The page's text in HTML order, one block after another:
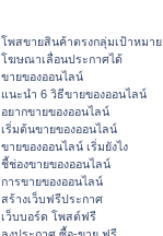
โพสขายสินค้าตรงกลุ่มเป้าหมาย
โฆษณาเลื่อนประกาศได้
ขายของออนไลน์
แนะนำ 6 วิธีขายของออนไลน์
อยากขายของออนไลน์
เริ่มต้นขายของออนไลน์
ขายของออนไลน์ เริ่มยังไง
ชี้ช่องขายของออนไลน์
การขายของออนไลน์
สร้างเว็บฟรีประกาศ
เว็บบอร์ด โพสต์ฟรี